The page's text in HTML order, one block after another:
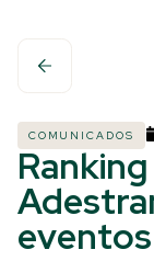
COMUNICADOS